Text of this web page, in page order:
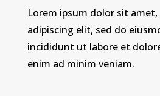
Lorem ipsum dolor sit
adipiscing elit, sed do
incididunt ut labore et
enim ad minim veniam.